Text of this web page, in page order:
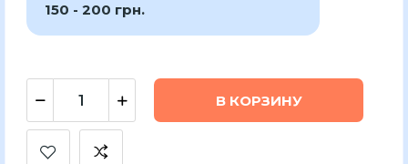
150 - 200 грн.
В КОРЗИНУ